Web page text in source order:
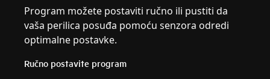
Program možete postaviti ručno ili pustiti da
vaša perilica posuđa pomoću senzora odredi
optimalne postavke.
Ručno postavite program